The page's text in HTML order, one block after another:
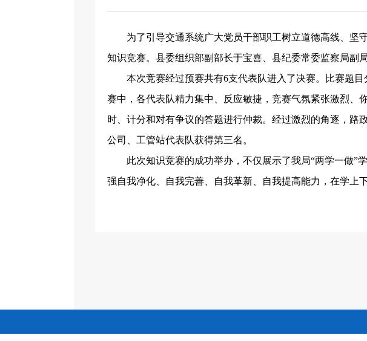
为了引导交通系统广大党员干部职工树立道德高线、坚
知识竞赛。县委组织部副部长于宝喜、县纪委常委监察局副
本次竞赛经过预赛共有6支代表队进入了决赛。比赛题
赛中，各代表队精力集中、反应敏捷，竞赛气氛紧张激烈、
时、计分和对有争议的答题进行仲裁。经过激烈的角逐，路
公司、工管站代表队获得第三名。
此次知识竞赛的成功举办，不仅展示了我局“两学一做”
强自我净化、自我完善、自我革新、自我提高能力，在学上